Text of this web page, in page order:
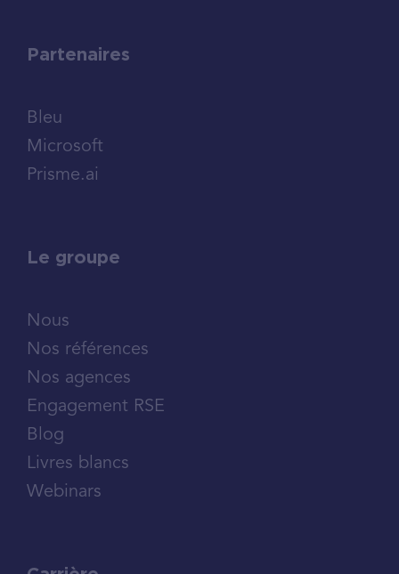
Partenaires
Bleu
Microsoft
Prisme.ai
Le groupe
Nous
Nos références
Nos agences
Engagement RSE
Blog
Livres blancs
Webinars